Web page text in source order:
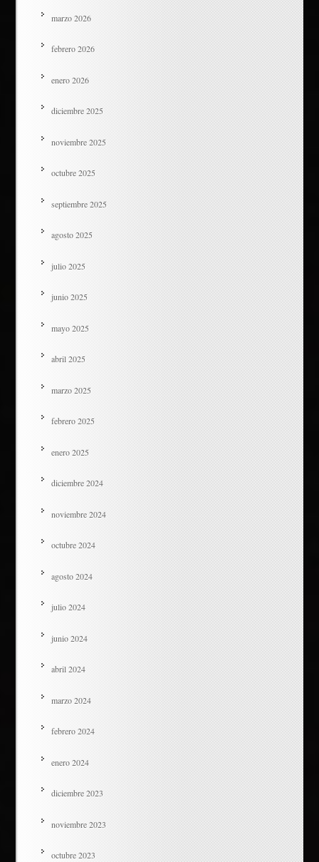
marzo 2026
febrero 2026
enero 2026
diciembre 2025
noviembre 2025
octubre 2025
septiembre 2025
agosto 2025
julio 2025
junio 2025
mayo 2025
abril 2025
marzo 2025
febrero 2025
enero 2025
diciembre 2024
noviembre 2024
octubre 2024
agosto 2024
julio 2024
junio 2024
abril 2024
marzo 2024
febrero 2024
enero 2024
diciembre 2023
noviembre 2023
octubre 2023